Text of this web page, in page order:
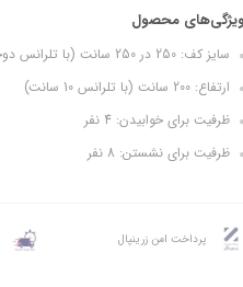
ویژگی‌های محصول
سایز کف: 250 در 250 سانت (با تلرانس دوخت 10 سانت)
ارتفاع: 200 سانت (با تلرانس 10 سانت)
ظرفیت برای خوابیدن: 4 نفر
ظرفیت برای نشستن: 8 نفر
پرداخت امن زرینپال